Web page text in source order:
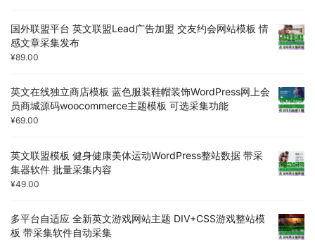
国外联盟平台 英文联盟Lead广告加盟 交友约会网站模板 情
感文章采集发布
¥89.00
英文在线独立商店模板 蓝色服装鞋帽装饰WordPress网上会
员商城源码woocommerce主题模板 可选采集功能
¥69.00
英文联盟模板 健身健康美体运动WordPress整站数据 带采
集器软件 批量采集内容
¥49.00
多平台自适应 全新英文游戏网站主题 DIV+CSS游戏整站模
板 带采集软件自动采集